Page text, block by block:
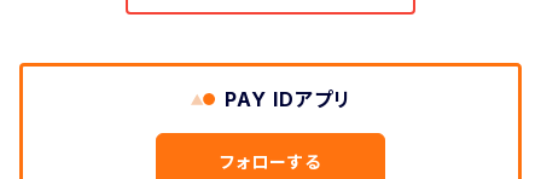
PAY IDアプリ
フォローする